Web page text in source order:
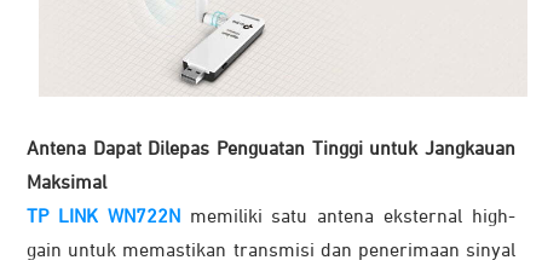
Antena Dapat Dilepas Penguatan Tinggi untuk Jangkauan
Maksimal
TP LINK WN722N
memiliki satu antena eksternal high-
gain untuk memastikan transmisi dan penerimaan sinyal